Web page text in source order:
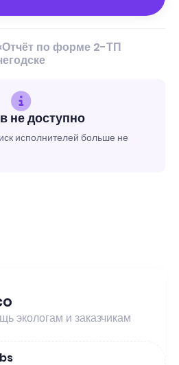
по форме 2-ТП
не доступно
исполнителей больше не
экологам и заказчикам